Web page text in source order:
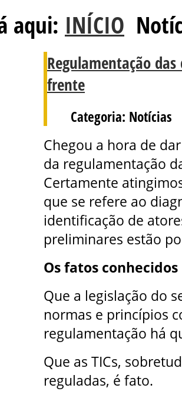
aqui: INÍCIO
Regulamentação
frente
Categoria: Notícias
Chegou a hora de
da regulamentação
Certamente
que se refere ao
identificação de
preliminares estão
Os fatos conhecidos
Que a legislação do
normas e princípios
regulamentação há
Que as TICs,
reguladas, é fato.